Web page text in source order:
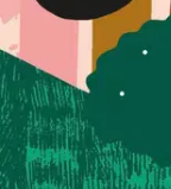
Ominaisuudet
Oletko